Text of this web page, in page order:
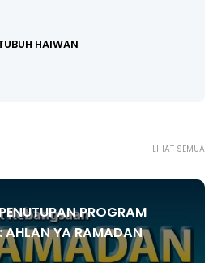
HAIWAN
LIHAT SEMUA
PROGRAM
AHLAN YA RAMADAN